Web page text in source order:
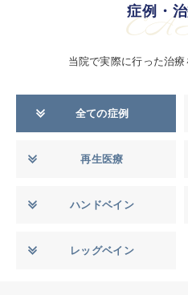
症例・
当院で実際に行った治療
全ての症例
再生医療
ハンドベイン
レッグベイン